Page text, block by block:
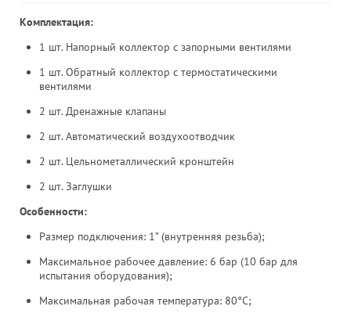
Комплектация:
1 шт. Напорный коллектор с запорными вентилями
1 шт. Обратный коллектор с термостатическими
вентилями
2 шт. Дренажные клапаны
2 шт. Автоматический воздухоотводчик
2 шт. Цельнометаллический кронштейн
2 шт. Заглушки
Особенности:
Размер подключения: 1” (внутренняя резьба);
Максимальное рабочее давление: 6 бар (10 бар для
испытания оборудования);
Максимальная рабочая температура: 80°С;